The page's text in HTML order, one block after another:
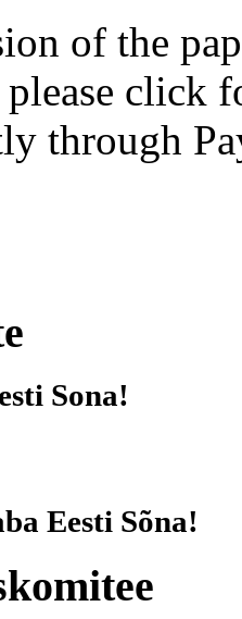
of the
please click
through
Sona!
Eesti Sõna!